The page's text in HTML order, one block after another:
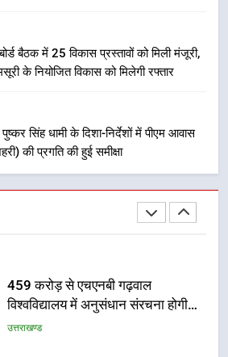
बैठक में 25 विकास प्रस्तावों को मिली मंजूरी,
के नियोजित विकास को मिलेगी रफ्तार
सिंह धामी के दिशा-निर्देशों में पीएम आवास
की प्रगति की हुई समीक्षा
मुख्यमंत्री धामी बोले- युवाओं को रोजगार
भर्ती
दिल्ली-देहरादून आर्थिक कॉरिडोर से जुड़ी
12 किमी ग्रीनफील्ड बाईपास परियोजना
का डीएम ने किया निरीक्षण; समयबद्ध एवं
नहींः डीएम
459 करोड़ से एचएनबी गढ़वाल
विश्वविद्यालय में अनुसंधान संरचना होगी
सुदृढ
उत्तराखण्ड